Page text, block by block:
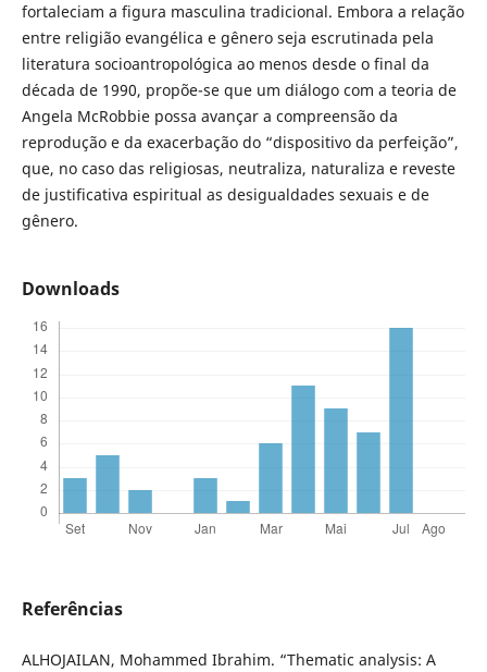
fortaleciam a figura masculina tradicional. Embora a relação
entre religião evangélica e gênero seja escrutinada pela
literatura socioantropológica ao menos desde o final da
década de 1990, propõe-se que um diálogo com a teoria de
Angela McRobbie possa avançar a compreensão da
reprodução e da exacerbação do “dispositivo da perfeição”,
que, no caso das religiosas, neutraliza, naturaliza e reveste
de justificativa espiritual as desigualdades sexuais e de
gênero.
Downloads
Referências
ALHOJAILAN, Mohammed Ibrahim. “Thematic analysis: A